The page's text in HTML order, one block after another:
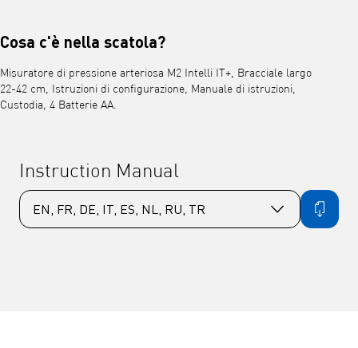
Cosa c'è nella scatola?
Misuratore di pressione arteriosa M2 Intelli IT+, Bracciale largo
22-42 cm, Istruzioni di configurazione, Manuale di istruzioni,
Custodia, 4 Batterie AA.
Instruction Manual